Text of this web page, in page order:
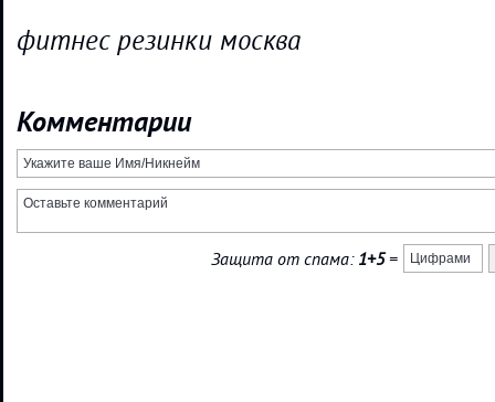
фитнес резинки москва
Комментарии
Защита от спама: 1+5=